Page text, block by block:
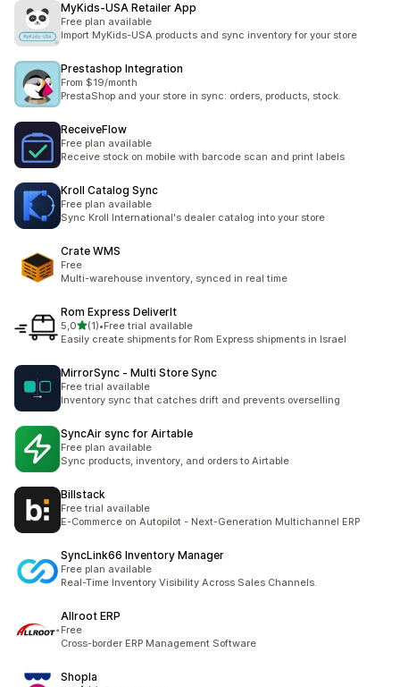
MyKids‑USA Retailer App
Free plan available
Import MyKids-USA products and sync inventory for your store
Prestashop Integration
From $19/month
PrestaShop and your store in sync: orders, products, stock.
ReceiveFlow
Free plan available
Receive stock on mobile with barcode scan and print labels
Kroll Catalog Sync
Free plan available
Sync Kroll International's dealer catalog into your store
Crate WMS
Free
Multi-warehouse inventory, synced in real time
Rom Express DeliverIt
5,05 yıldız üzerinden
(1)
toplam 1 değerlendirme
•Free trial available
Easily create shipments for Rom Express shipments in Israel
MirrorSync ‑ Multi Store Sync
Free trial available
Inventory sync that catches drift and prevents overselling
SyncAir sync for Airtable
Free plan available
Sync products, inventory, and orders to Airtable
Billstack
Free trial available
E-Commerce on Autopilot - Next-Generation Multichannel ERP
SyncLink66 Inventory Manager
Free plan available
Real-Time Inventory Visibility Across Sales Channels.
Allroot ERP
Free
Cross-border ERP Management Software
Shopla